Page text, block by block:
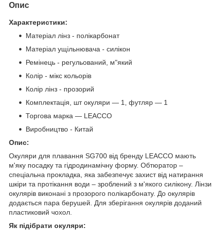
Опис
Характеристики:
Матеріал лінз - полікарбонат
Матеріал ущільнювача - силікон
Ремінець - регульований, м"який
Колір - мікс кольорів
Колір лінз - прозорий
Комплектація, шт окуляри — 1, футляр — 1
Торгова марка — LEACCO
Виробництво - Китай
Опис:
Окуляри для плавання SG700 від бренду LEACCO мають
м'яку посадку та гідродинамічну форму. Обтюратор –
спеціальна прокладка, яка забезпечує захист від натирання
шкіри та протікання води – зроблений з м'якого силікону. Лінзи
окулярів виконані з прозорого полікарбонату. До окулярів
додається пара берушей. Для зберігання окулярів доданий
пластиковий чохол.
Як підібрати окуляри: